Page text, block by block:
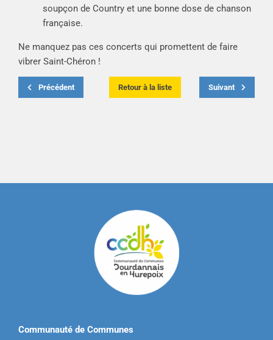
soupçon de Country et une bonne dose de chanson
française.
Ne manquez pas ces concerts qui promettent de faire
vibrer Saint-Chéron !
Précédent Retour à la liste Suivant
Communauté de Communes